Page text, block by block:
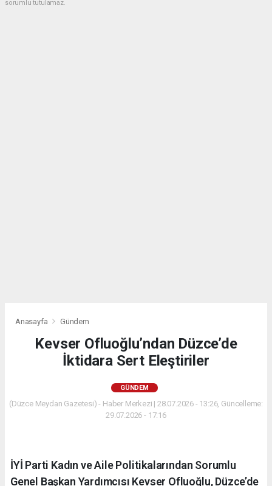
sorumlu tutulamaz.
Anasayfa Gündem
Kevser Ofluoğlu’ndan Düzce’de
İktidara Sert Eleştiriler
GÜNDEM
(Düzce Meydan Gazetesi) - Haber Merkezi | 28.07.2026 - 13:26, Güncelleme:
29.07.2026 - 17:16
İYİ Parti Kadın ve Aile Politikalarından Sorumlu
Genel Başkan Yardımcısı Kevser Ofluoğlu, Düzce’de